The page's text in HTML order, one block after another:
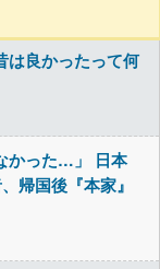
は良かったって何
かった…」 日本
帰国後『本家』